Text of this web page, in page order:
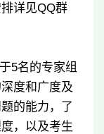
详见QQ群
5名的专家组
度和广度及
的能力，了
，以及考生